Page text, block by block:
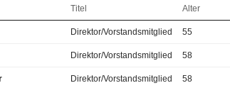
Titel Alter
Direktor/Vorstandsmitglied 55
Direktor/Vorstandsmitglied 58
Direktor/Vorstandsmitglied 58